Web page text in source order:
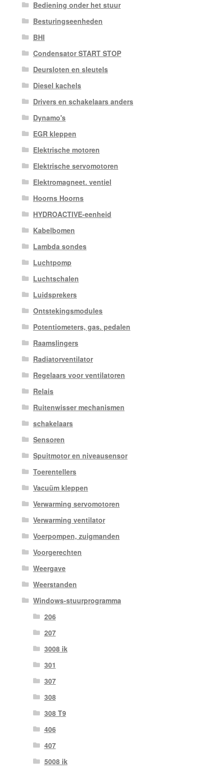
Bediening onder het stuur
Besturingseenheden
BHI
Condensator START STOP
Deursloten en sleutels
Diesel kachels
Drivers en schakelaars anders
Dynamo's
EGR kleppen
Elektrische motoren
Elektrische servomotoren
Elektromagneet. ventiel
Hoorns Hoorns
HYDROACTIVE-eenheid
Kabelbomen
Lambda sondes
Luchtpomp
Luchtschalen
Luidsprekers
Ontstekingsmodules
Potentiometers, gas. pedalen
Raamslingers
Radiatorventilator
Regelaars voor ventilatoren
Relais
Ruitenwisser mechanismen
schakelaars
Sensoren
Spuitmotor en niveausensor
Toerentellers
Vacuüm kleppen
Verwarming servomotoren
Verwarming ventilator
Voerpompen, zuigmanden
Voorgerechten
Weergave
Weerstanden
Windows-stuurprogramma
206
207
3008 ik
301
307
308
308 T9
406
407
5008 ik